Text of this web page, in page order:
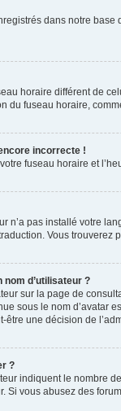
dans notre
horaire différent de
du fuseau horaire,
incorrecte !
fuseau horaire et
n’a pas installé votre
Vous trouverez
d’utilisateur ?
sur la page de
sous le nom d’avatar
être une décision de
?
indiquent le nombre
Si vous abusez des